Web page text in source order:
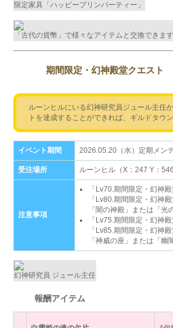
限定家具「ハッピープリンパーティー」
「古代の貨幣」で様々なアイテムと交換できます
期間限定・幻神殿堂クエスト
ルーンヒルにいる幻神研究員ジュール主任
トを達成することができれば、ギルドタウ
イベント期間 2026.05.20（水）定期メン
受注場所 ルーンヒル（X：247 Y：546
注意事項
「Lv70.期間限定・幻神
「Lv80.期間限定・幻神
「闇の神殿」または「光
「Lv75.期間限定・幻神
「Lv85.期間限定・幻神
「神威の座」または「幽
幻神研究員 ジュール主任
報酬アイテム